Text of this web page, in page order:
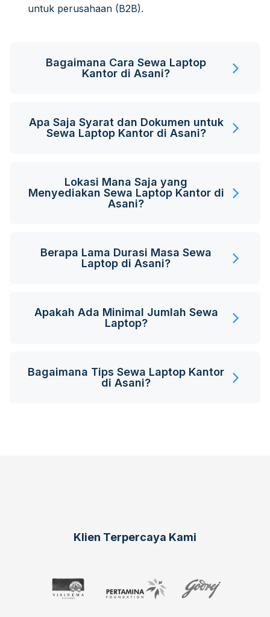
untuk perusahaan (B2B).
Bagaimana Cara Sewa Laptop
Kantor di Asani?
Apa Saja Syarat dan Dokumen untuk
Sewa Laptop Kantor di Asani?
Lokasi Mana Saja yang
Menyediakan Sewa Laptop Kantor di
Asani?
Berapa Lama Durasi Masa Sewa
Laptop di Asani?
Apakah Ada Minimal Jumlah Sewa
Laptop?
Bagaimana Tips Sewa Laptop Kantor
di Asani?
Klien Terpercaya Kami